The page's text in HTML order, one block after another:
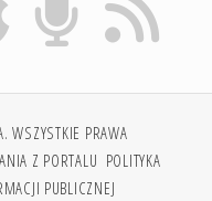
PRAWA
Z PORTALU POLITYKA
PUBLICZNEJ